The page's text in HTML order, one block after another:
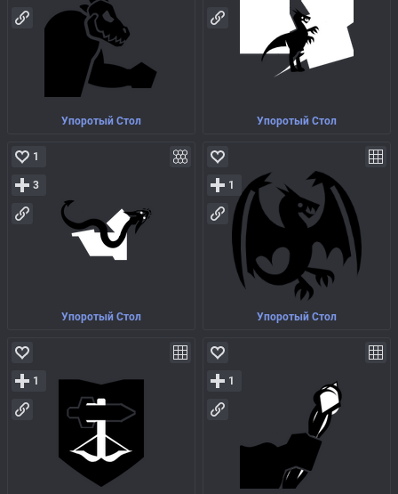
Упоротый Стол Упоротый Стол
Упоротый Стол
1
3
Упоротый Стол
1
1 1